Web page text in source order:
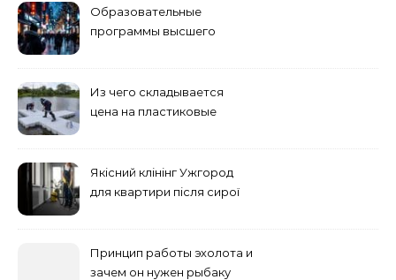
Образовательные
программы высшего
Из чего складывается
цена на пластиковые
Якісний клінінг Ужгород
для квартири після сирої
Принцип работы эхолота и
зачем он нужен рыбаку